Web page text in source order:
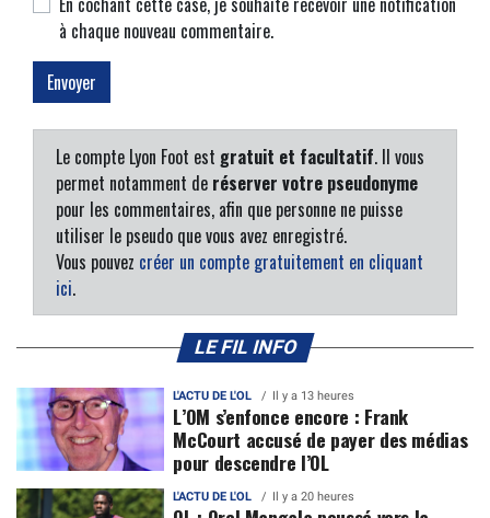
à chaque nouveau commentaire.
Le compte Lyon Foot est gratuit et facultatif. Il vous
permet notamment de réserver votre pseudonyme
pour les commentaires, afin que personne ne puisse
utiliser le pseudo que vous avez enregistré.
Vous pouvez créer un compte gratuitement en cliquant
ici.
LE FIL INFO
L'ACTU DE L'OL Il y a 13 heures
L’OM s’enfonce encore : Frank
McCourt accusé de payer des médias
pour descendre l’OL
L'ACTU DE L'OL Il y a 20 heures